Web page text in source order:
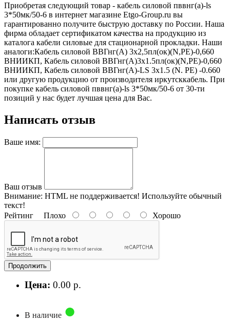
Приобретая следующий товар - кабель силовой пввнг(а)-ls
3*50мк/50-6 в интернет магазине Etgo-Group.ru вы
гарантированно получите быструю доставку по России. Наша
фирма обладает сертификатом качества на продукцию из
каталога кабели силовые для стационарной прокладки. Наши
аналоги:Кабель силовой ВВГнг(А) 3х2,5пл(ок)(N,PE)-0,660
ВНИИКП, Кабель силовой ВВГнг(А)3х1.5пл(ок)(N,PE)-0,660
ВНИИКП, Кабель силовой ВВГнг(А)-LS 3х1.5 (N. PE) -0.660
или другую продукцию от производителя иркутсккабель. При
покупке кабель силовой пввнг(а)-ls 3*50мк/50-6 от 30-ти
позиций у нас будет лучшая цена для Вас.
Написать отзыв
Ваше имя:
Ваш отзыв
Внимание: HTML не поддерживается! Используйте обычный
текст!
Рейтинг Плохо Хорошо
Продолжить
Цена: 0.00 р.
В наличие